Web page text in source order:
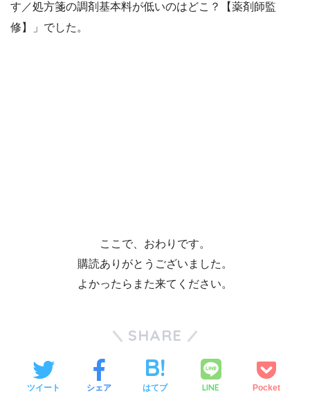
す／処方箋の調剤基本料が低いのはどこ？【薬剤師監
修】」でした。
ここで、おわりです。
購読ありがとうございました。
よかったらまた来てください。
SHARE
ツイート シェア はてブ LINE Pocket